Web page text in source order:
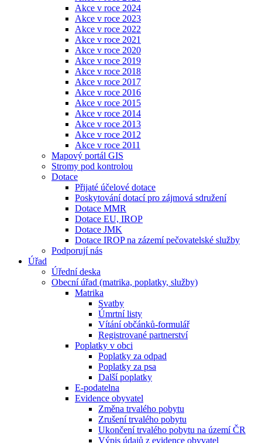
Akce v roce 2024
Akce v roce 2023
Akce v roce 2022
Akce v roce 2021
Akce v roce 2020
Akce v roce 2019
Akce v roce 2018
Akce v roce 2017
Akce v roce 2016
Akce v roce 2015
Akce v roce 2014
Akce v roce 2013
Akce v roce 2012
Akce v roce 2011
Mapový portál GIS
Stromy pod kontrolou
Dotace
Přijaté účelové dotace
Poskytování dotací pro zájmová sdružení
Dotace MMR
Dotace EU, IROP
Dotace JMK
Dotace IROP na zázemí pečovatelské služby
Podporují nás
Úřad
Úřední deska
Obecní úřad (matrika, poplatky, služby)
Matrika
Svatby
Úmrtní listy
Vítání občánků-formulář
Registrované partnerství
Poplatky v obci
Poplatky za odpad
Poplatky za psa
Další poplatky
E-podatelna
Evidence obyvatel
Změna trvalého pobytu
Zrušení trvalého pobytu
Ukončení trvalého pobytu na území ČR
Výpis údajů z evidence obyvatel